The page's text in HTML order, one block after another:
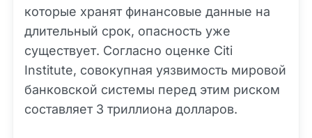
которые хранят финансовые данные на
длительный срок, опасность уже
существует. Согласно оценке Citi
Institute, совокупная уязвимость мировой
банковской системы перед этим риском
составляет 3 триллиона долларов.